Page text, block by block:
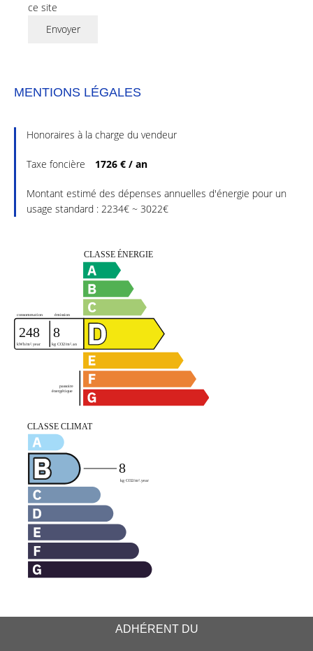
ce site
Envoyer
MENTIONS LÉGALES
Honoraires à la charge du vendeur
Taxe foncière 1726 € / an
Montant estimé des dépenses annuelles d'énergie pour un
usage standard : 2234€ ~ 3022€
ADHÉRENT DU